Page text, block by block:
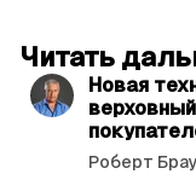
Читать
Новая
Роберт